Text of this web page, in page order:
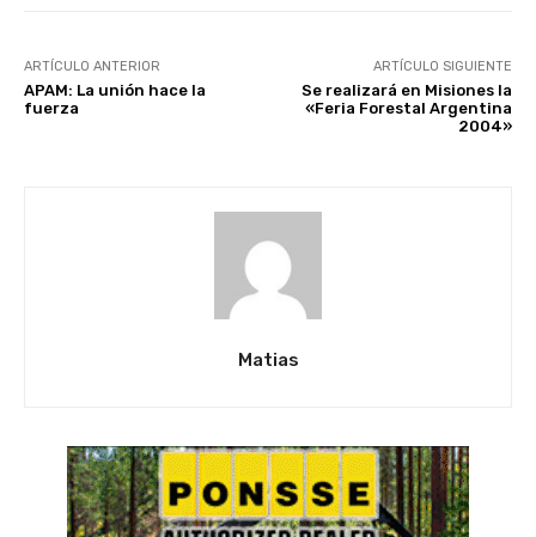
ARTÍCULO ANTERIOR
APAM: La unión hace la
fuerza
ARTÍCULO SIGUIENTE
Se realizará en Misiones la
«Feria Forestal Argentina
2004»
Matias